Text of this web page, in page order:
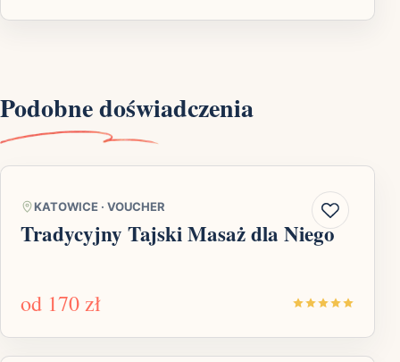
Podobne doświadczenia
KATOWICE · VOUCHER
Tradycyjny Tajski Masaż dla Niego
od 170 zł